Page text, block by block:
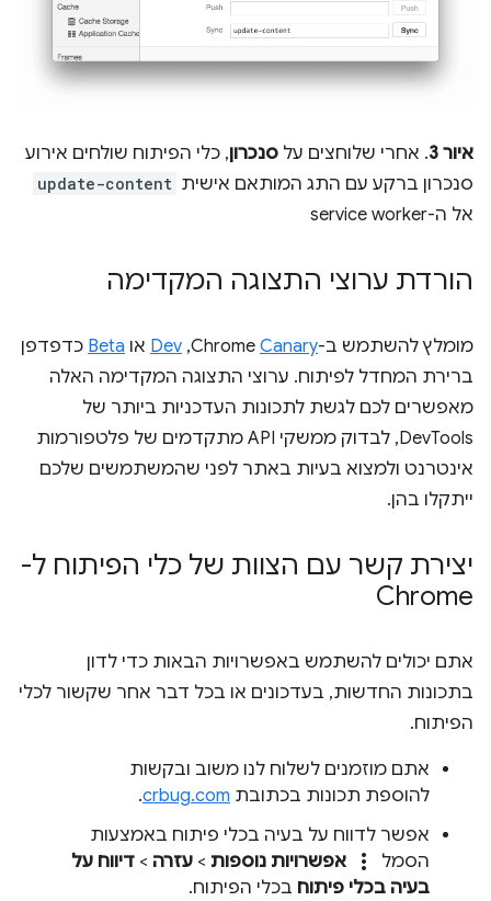
איור 3 . אחרי שלוחצים על סנכרון, כלי הפיתוח שולחים אירוע
סנכרון ברקע עם התג המותאם אישית update-content
אל ה-service worker
הורדת ערוצי התצוגה המקדימה
מומלץ להשתמש ב-ChromeCanary
,‏
Dev או Beta כדפדפן
ברירת המחדל לפיתוח. ערוצי התצוגה המקדימה האלה
מאפשרים לכם לגשת לתכונות העדכניות ביותר של
DevTools, לבדוק ממשקי API מתקדמים של פלטפורמות
אינטרנט ולמצוא בעיות באתר לפני שהמשתמשים שלכם
ייתקלו בהן.
יצירת קשר עם הצוות של כלי הפיתוח ל-
Chrome
אתם יכולים להשתמש באפשרויות הבאות כדי לדון
בתכונות החדשות, בעדכונים או בכל דבר אחר שקשור לכלי
הפיתוח.
אתם מוזמנים לשלוח לנו משוב ובקשות
להוספת תכונות בכתובת crbug.com
.
אפשר לדווח על בעיה בכלי פיתוח באמצעות
הסמל
more_vert אפשרויות נוספות > עזרה > דיווח על
בעיה בכלי פיתוח בכלי הפיתוח.